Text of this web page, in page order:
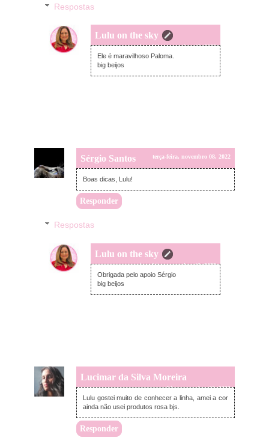
Respostas
Lulu on the sky
quinta-feira, novembro 10, 2022
Ele é maravilhoso Paloma.
big beijos
Sérgio Santos terça-feira, novembro 08, 2022
Boas dicas, Lulu!
Responder
Respostas
Lulu on the sky
quinta-feira, novembro 10, 2022
Obrigada pelo apoio Sérgio
big beijos
Lucimar da Silva Moreira
terça-feira, novembro 08, 2022
Lulu gostei muito de conhecer a linha, amei a cor
ainda não usei produtos rosa bjs.
Responder